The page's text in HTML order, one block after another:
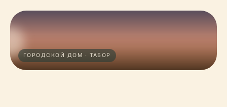
ГОРОДСКОЙ ДОМ · ТАБОР